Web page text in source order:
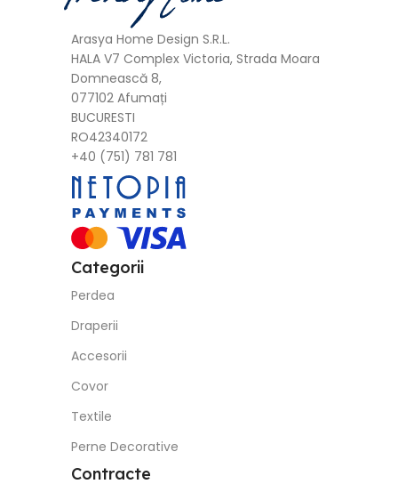
Arasya Home Design S.R.L.
HALA V7 Complex Victoria, Strada Moara
Domnească 8,
077102 Afumați
BUCURESTI
RO42340172
+40 (751) 781 781
Categorii
Perdea
Draperii
Accesorii
Covor
Textile
Perne Decorative
Contracte